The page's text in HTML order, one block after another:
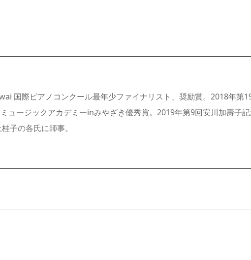
国際ピアノコンクール最年少ファイナリスト、奨励賞。2018年第
ュージックアカデミーinみやざき優秀賞。2019年第9回安川加壽子
子の各氏に師事。